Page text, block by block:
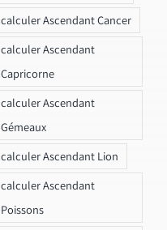
calculer Ascendant Cancer
calculer Ascendant
Capricorne
calculer Ascendant
Gémeaux
calculer Ascendant Lion
calculer Ascendant
Poissons